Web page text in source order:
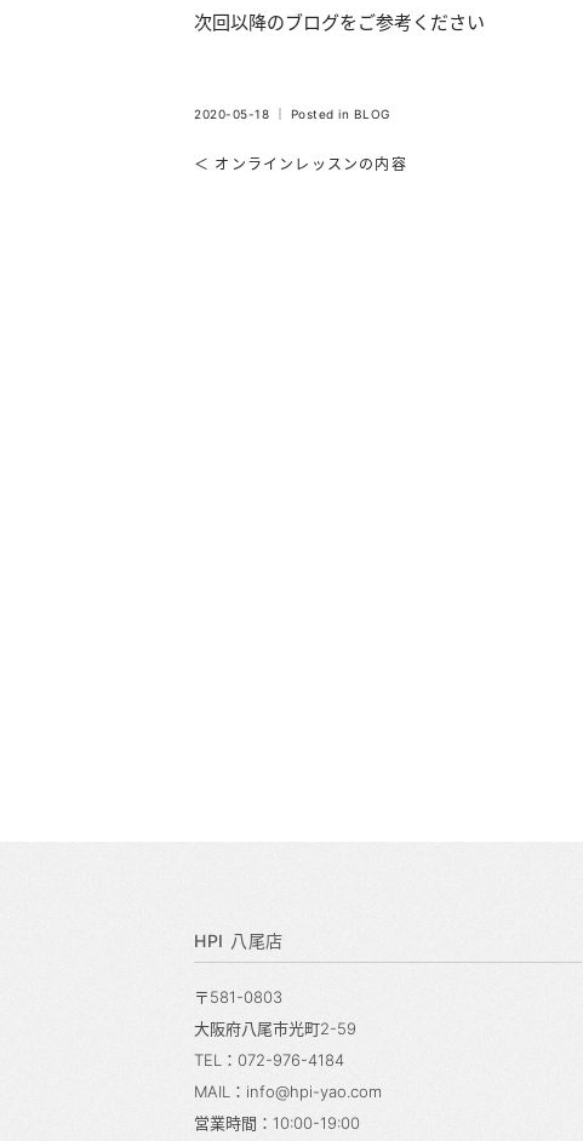
次回以降のブログをご参考ください
2020-05-18 ｜ Posted in BLOG
＜ オンラインレッスンの内容
HPI 八尾店
〒581-0803
大阪府八尾市光町2-59
TEL：072-976-4184
MAIL：info@hpi-yao.com
営業時間：10:00-19:00